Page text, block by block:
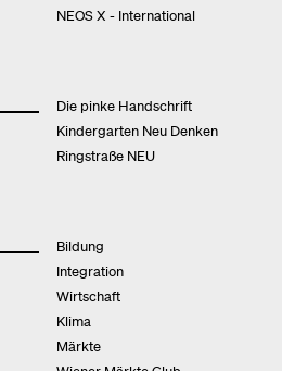
NEOS X - International
Die pinke Handschrift
Kindergarten Neu Denken
Ringstraße NEU
Bildung
Integration
Wirtschaft
Klima
Märkte